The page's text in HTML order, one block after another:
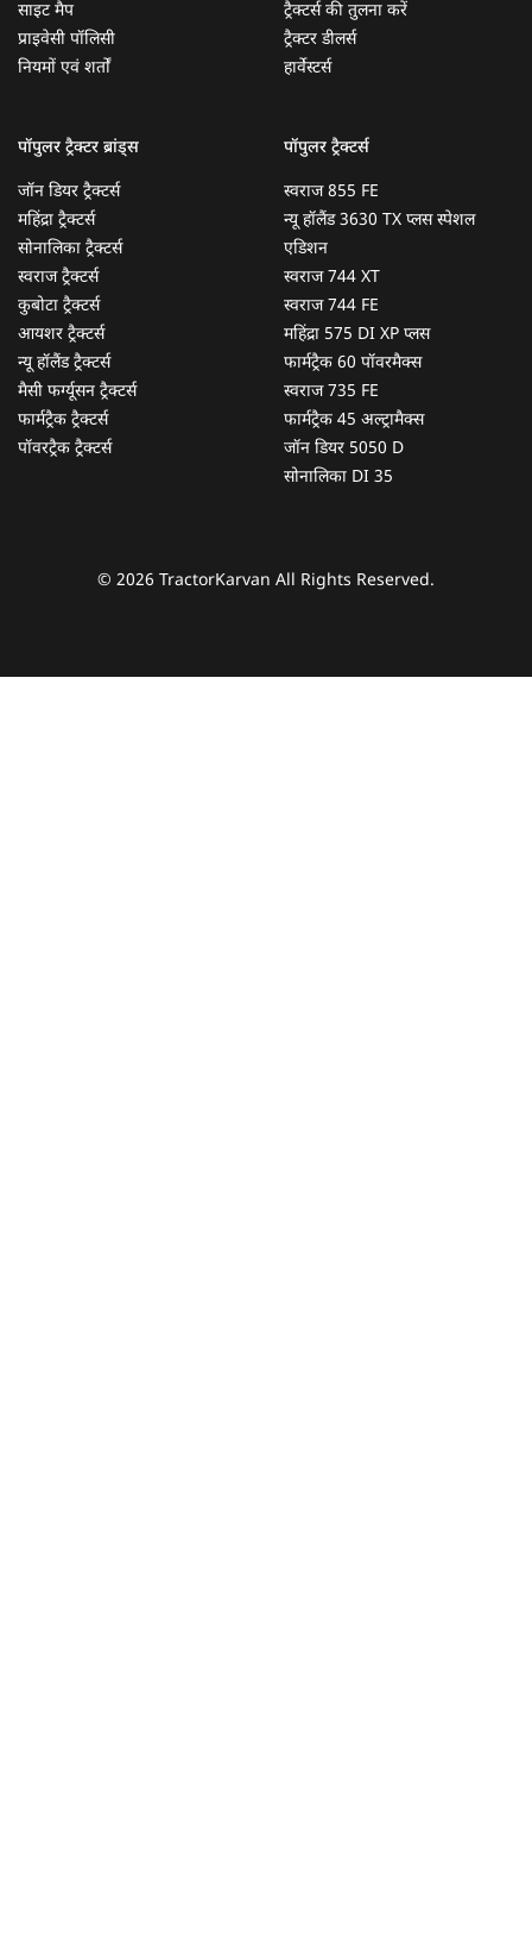
साइट मैप
प्राइवेसी पॉलिसी
नियमों एवं शर्तों
ट्रैक्टर्स की तुलना करें
ट्रैक्टर डीलर्स
हार्वेस्टर्स
पॉपुलर ट्रैक्टर ब्रांड्स
जॉन डियर ट्रैक्टर्स
महिंद्रा ट्रैक्टर्स
सोनालिका ट्रैक्टर्स
स्वराज ट्रैक्टर्स
कुबोटा ट्रैक्टर्स
आयशर ट्रैक्टर्स
न्यू हॉलैंड ट्रैक्टर्स
मैसी फर्ग्यूसन ट्रैक्टर्स
फार्मट्रैक ट्रैक्टर्स
पॉवरट्रैक ट्रैक्टर्स
पॉपुलर ट्रैक्टर्स
स्वराज 855 FE
न्यू हॉलैंड 3630 TX प्लस स्पेशल
एडिशन
स्वराज 744 XT
स्वराज 744 FE
महिंद्रा 575 DI XP प्लस
फार्मट्रैक 60 पॉवरमैक्स
स्वराज 735 FE
फार्मट्रैक 45 अल्ट्रामैक्स
जॉन डियर 5050 D
सोनालिका DI 35
© 2026 TractorKarvan All Rights Reserved.